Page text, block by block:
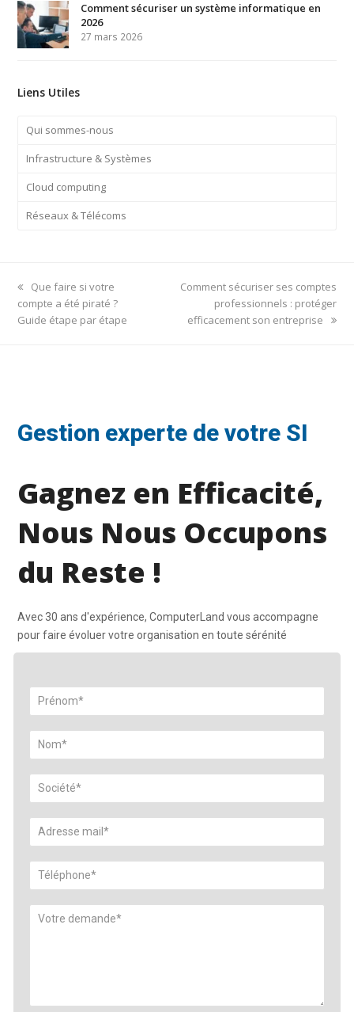
Comment sécuriser un système informatique en
2026
27 mars 2026
Liens Utiles
Qui sommes-nous
Infrastructure & Systèmes
Cloud computing
Réseaux & Télécoms
previous
post:
Que faire si votre
compte a été piraté ?
Guide étape par étape
next
Comment sécuriser ses comptes
professionnels : protéger
efficacement son entreprise
Gestion experte de votre SI
Gagnez en Efficacité,
Nous Nous Occupons
du Reste !
Avec 30 ans d'expérience, ComputerLand vous accompagne
pour faire évoluer votre organisation en toute sérénité